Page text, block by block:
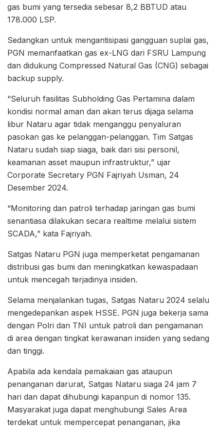
gas bumi yang tersedia sebesar 8,2 BBTUD atau
178.000 LSP.
Sedangkan untuk mengantisipasi gangguan suplai gas,
PGN memanfaatkan gas ex-LNG dari FSRU Lampung
dan didukung Compressed Natural Gas (CNG) sebagai
backup supply.
“Seluruh fasilitas Subholding Gas Pertamina dalam
kondisi normal aman dan akan terus dijaga selama
libur Nataru agar tidak menganggu penyaluran
pasokan gas ke pelanggan-pelanggan. Tim Satgas
Nataru sudah siap siaga, baik dari sisi personil,
keamanan asset maupun infrastruktur,” ujar
Corporate Secretary PGN Fajriyah Usman, 24
Desember 2024.
“Monitoring dan patroli terhadap jaringan gas bumi
senantiasa dilakukan secara realtime melalui sistem
SCADA,” kata Fajriyah.
Satgas Nataru PGN juga memperketat pengamanan
distribusi gas bumi dan meningkatkan kewaspadaan
untuk mencegah terjadinya insiden.
Selama menjalankan tugas, Satgas Nataru 2024 selalu
mengedepankan aspek HSSE. PGN juga bekerja sama
dengan Polri dan TNI untuk patroli dan pengamanan
di area dengan tingkat kerawanan insiden yang sedang
dan tinggi.
Apabila ada kendala pemakaian gas ataupun
penanganan darurat, Satgas Nataru siaga 24 jam 7
hari dan dapat dihubungi kapanpun di nomor 135.
Masyarakat juga dapat menghubungi Sales Area
terdekat untuk mempercepat penanganan, jika